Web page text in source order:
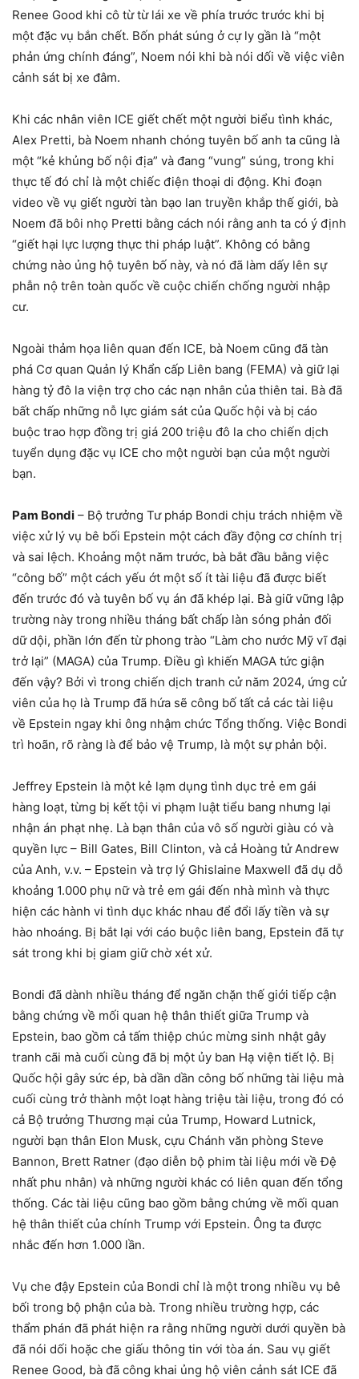
Renee Good khi cô từ từ lái xe về phía trước trước khi bị
một đặc vụ bắn chết. Bốn phát súng ở cự ly gần là “một
phản ứng chính đáng”, Noem nói khi bà nói dối về việc viên
cảnh sát bị xe đâm.
Khi các nhân viên ICE giết chết một người biểu tình khác,
Alex Pretti, bà Noem nhanh chóng tuyên bố anh ta cũng là
một “kẻ khủng bố nội địa” và đang “vung” súng, trong khi
thực tế đó chỉ là một chiếc điện thoại di động. Khi đoạn
video về vụ giết người tàn bạo lan truyền khắp thế giới, bà
Noem đã bôi nhọ Pretti bằng cách nói rằng anh ta có ý định
“giết hại lực lượng thực thi pháp luật”. Không có bằng
chứng nào ủng hộ tuyên bố này, và nó đã làm dấy lên sự
phẫn nộ trên toàn quốc về cuộc chiến chống người nhập
cư.
Ngoài thảm họa liên quan đến ICE, bà Noem cũng đã tàn
phá Cơ quan Quản lý Khẩn cấp Liên bang (FEMA) và giữ lại
hàng tỷ đô la viện trợ cho các nạn nhân của thiên tai. Bà đã
bất chấp những nỗ lực giám sát của Quốc hội và bị cáo
buộc trao hợp đồng trị giá 200 triệu đô la cho chiến dịch
tuyển dụng đặc vụ ICE cho một người bạn của một người
bạn.
Pam Bondi – Bộ trưởng Tư pháp Bondi chịu trách nhiệm về
việc xử lý vụ bê bối Epstein một cách đầy động cơ chính trị
và sai lệch. Khoảng một năm trước, bà bắt đầu bằng việc
“công bố” một cách yếu ớt một số ít tài liệu đã được biết
đến trước đó và tuyên bố vụ án đã khép lại. Bà giữ vững lập
trường này trong nhiều tháng bất chấp làn sóng phản đối
dữ dội, phần lớn đến từ phong trào “Làm cho nước Mỹ vĩ đại
trở lại” (MAGA) của Trump. Điều gì khiến MAGA tức giận
đến vậy? Bởi vì trong chiến dịch tranh cử năm 2024, ứng cử
viên của họ là Trump đã hứa sẽ công bố tất cả các tài liệu
về Epstein ngay khi ông nhậm chức Tổng thống. Việc Bondi
trì hoãn, rõ ràng là để bảo vệ Trump, là một sự phản bội.
Jeffrey Epstein là một kẻ lạm dụng tình dục trẻ em gái
hàng loạt, từng bị kết tội vi phạm luật tiểu bang nhưng lại
nhận án phạt nhẹ. Là bạn thân của vô số người giàu có và
quyền lực – Bill Gates, Bill Clinton, và cả Hoàng tử Andrew
của Anh, v.v. – Epstein và trợ lý Ghislaine Maxwell đã dụ dỗ
khoảng 1.000 phụ nữ và trẻ em gái đến nhà mình và thực
hiện các hành vi tình dục khác nhau để đổi lấy tiền và sự
hào nhoáng. Bị bắt lại với cáo buộc liên bang, Epstein đã tự
sát trong khi bị giam giữ chờ xét xử.
Bondi đã dành nhiều tháng để ngăn chặn thế giới tiếp cận
bằng chứng về mối quan hệ thân thiết giữa Trump và
Epstein, bao gồm cả tấm thiệp chúc mừng sinh nhật gây
tranh cãi mà cuối cùng đã bị một ủy ban Hạ viện tiết lộ. Bị
Quốc hội gây sức ép, bà dần dần công bố những tài liệu mà
cuối cùng trở thành một loạt hàng triệu tài liệu, trong đó có
cả Bộ trưởng Thương mại của Trump, Howard Lutnick,
người bạn thân Elon Musk, cựu Chánh văn phòng Steve
Bannon, Brett Ratner (đạo diễn bộ phim tài liệu mới về Đệ
nhất phu nhân) và những người khác có liên quan đến tổng
thống. Các tài liệu cũng bao gồm bằng chứng về mối quan
hệ thân thiết của chính Trump với Epstein. Ông ta được
nhắc đến hơn 1.000 lần.
Vụ che đậy Epstein của Bondi chỉ là một trong nhiều vụ bê
bối trong bộ phận của bà. Trong nhiều trường hợp, các
thẩm phán đã phát hiện ra rằng những người dưới quyền bà
đã nói dối hoặc che giấu thông tin với tòa án. Sau vụ giết
Renee Good, bà đã công khai ủng hộ viên cảnh sát ICE đã